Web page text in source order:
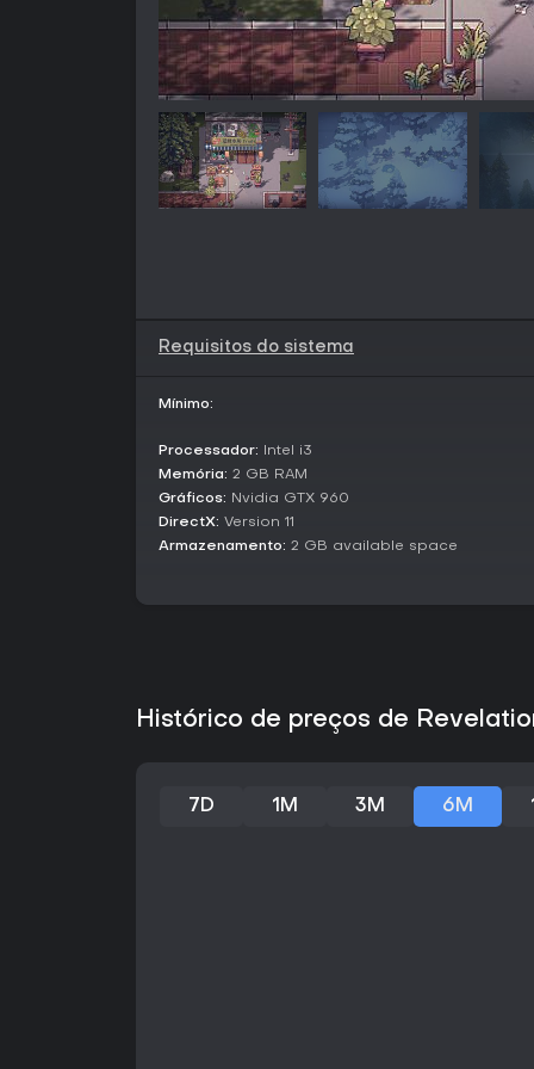
Requisitos do sistema
Mínimo:
Processador: Intel i3
Memória: 2 GB RAM
Gráficos: Nvidia GTX 960
DirectX: Version 11
Armazenamento: 2 GB available space
Histórico de preços de
7D 1M 3M 6M